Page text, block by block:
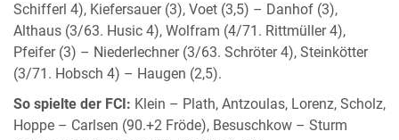
Schifferl 4), Kiefersauer (3), Voet (3,5) – Danhof (3),
Althaus (3/63. Husic 4), Wolfram (4/71. Rittmüller 4),
Pfeifer (3) – Niederlechner (3/63. Schröter 4), Steinkötter
(3/71. Hobsch 4) – Haugen (2,5).
So spielte der FCI: Klein – Plath, Antzoulas, Lorenz, Scholz,
Hoppe – Carlsen (90.+2 Fröde), Besuschkow – Sturm